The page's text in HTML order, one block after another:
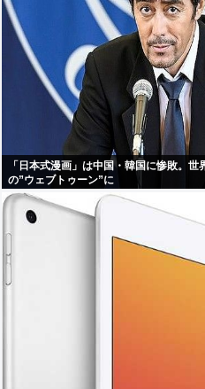
「日本式漫画」は中国・韓国に惨敗。世
の”ウェブトゥーン”に